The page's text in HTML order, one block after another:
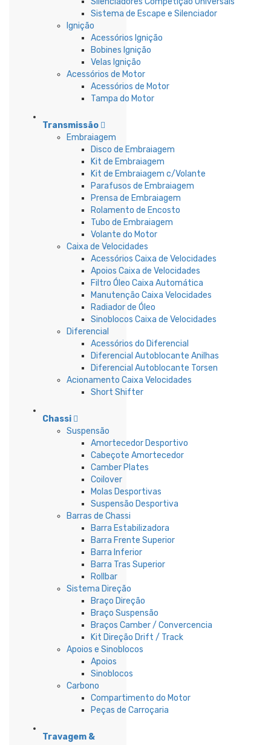
Sistema de Escape e Silenciador
Ignição
Acessórios Ignição
Bobines Ignição
Velas Ignição
Acessórios de Motor
Acessórios de Motor
Tampa do Motor
Transmissão
Embraiagem
Disco de Embraiagem
Kit de Embraiagem
Kit de Embraiagem c/Volante
Parafusos de Embraiagem
Prensa de Embraiagem
Rolamento de Encosto
Tubo de Embraiagem
Volante do Motor
Caixa de Velocidades
Acessórios Caixa de Velocidades
Apoios Caixa de Velocidades
Filtro Óleo Caixa Automática
Manutenção Caixa Velocidades
Radiador de Óleo
Sinoblocos Caixa de Velocidades
Diferencial
Acessórios do Diferencial
Diferencial Autoblocante Anilhas
Diferencial Autoblocante Torsen
Acionamento Caixa Velocidades
Short Shifter
Chassi
Suspensão
Amortecedor Desportivo
Cabeçote Amortecedor
Camber Plates
Coilover
Molas Desportivas
Suspensão Desportiva
Barras de Chassi
Barra Estabilizadora
Barra Frente Superior
Barra Inferior
Barra Tras Superior
Rollbar
Sistema Direção
Braço Direção
Braço Suspensão
Braços Camber / Convercencia
Kit Direção Drift / Track
Apoios e Sinoblocos
Apoios
Sinoblocos
Carbono
Compartimento do Motor
Peças de Carroçaria
Travagem &